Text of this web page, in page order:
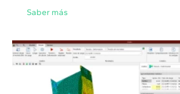
Saber más